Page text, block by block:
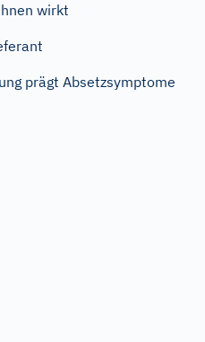
wirkt
prägt Absetzsymptome